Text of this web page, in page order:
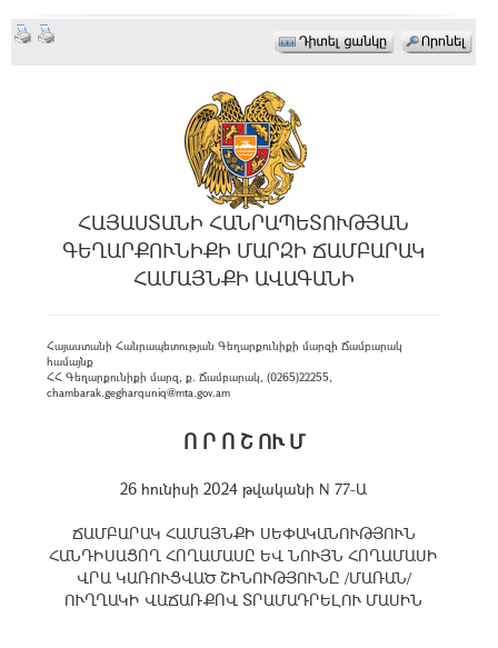
ՀԱՅԱՍՏԱՆԻ ՀԱՆՐԱՊԵՏՈՒԹՅԱՆ
ԳԵՂԱՐՔՈՒՆԻՔԻ ՄԱՐԶԻ ՃԱՄԲԱՐԱԿ
ՀԱՄԱՅՆՔԻ ԱՎԱԳԱՆԻ
Հայաստանի Հանրապետության Գեղարքունիքի մարզի Ճամբարակ
համայնք
ՀՀ Գեղարքունիքի մարզ, ք. Ճամբարակ, (0265)22255,
chambarak.gegharquniq@mta.gov.am
Ո Ր Ո Շ ՈՒ Մ
26 հունիսի 2024 թվականի N 77-Ա
ՃԱՄԲԱՐԱԿ ՀԱՄԱՅՆՔԻ ՍԵՓԱԿԱՆՈՒԹՅՈՒՆ
ՀԱՆԴԻՍԱՑՈՂ ՀՈՂԱՄԱՍԸ ԵՎ ՆՈՒՅՆ ՀՈՂԱՄԱՍԻ
ՎՐԱ ԿԱՌՈՒՑՎԱԾ ՇԻՆՈՒԹՅՈՒՆԸ /ՄԱՌԱՆ/
ՈՒՂՂԱԿԻ ՎԱՃԱՌՔՈՎ ՏՐԱՄԱԴՐԵԼՈՒ ՄԱՍԻՆ